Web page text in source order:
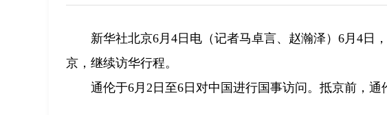
新华社北京6月4日电（记者马卓言、赵瀚泽）6月4日
京，继续访华行程。
通伦于6月2日至6日对中国进行国事访问。抵京前，通